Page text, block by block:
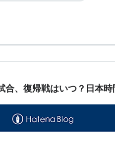
合、復帰戦はいつ？日本時